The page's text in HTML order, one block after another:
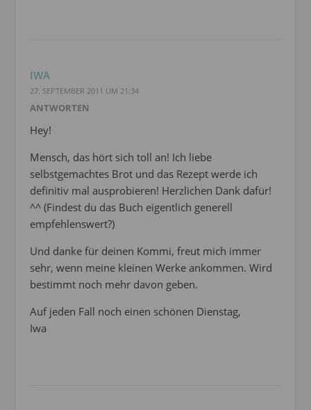
IWA
27. SEPTEMBER 2011 UM 21:34
ANTWORTEN
Hey!
Mensch, das hört sich toll an! Ich liebe
selbstgemachtes Brot und das Rezept werde ich
definitiv mal ausprobieren! Herzlichen Dank dafür!
^^ (Findest du das Buch eigentlich generell
empfehlenswert?)
Und danke für deinen Kommi, freut mich immer
sehr, wenn meine kleinen Werke ankommen. Wird
bestimmt noch mehr davon geben.
Auf jeden Fall noch einen schönen Dienstag,
Iwa